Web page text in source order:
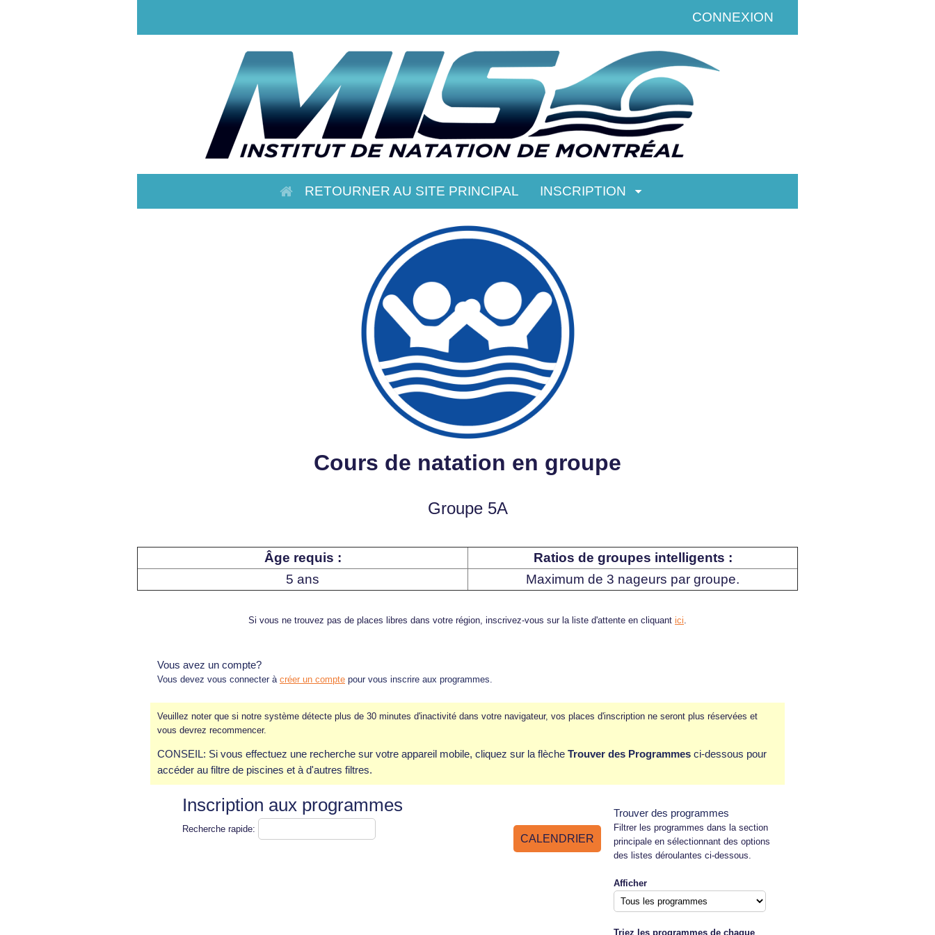
CONNEXION
RETOURNER AU SITE PRINCIPAL INSCRIPTION
Cours de natation en groupe
Groupe 5A
Âge requis :
Ratios de groupes intelligents :
5 ans
Maximum de 3 nageurs par groupe.
Si vous ne trouvez pas de places libres dans votre région, inscrivez-vous sur la liste d'attente en cliquant ici
Vous avez un compte?
Vous devez vous connecter à créer un compte pour vous inscrire aux programmes.
Veuillez noter que si notre système détecte plus de 30 minutes d'inactivité dans votre navigateur, vos places d'inscription ne seront plus réservées et
vous devrez recommencer.
CONSEIL: Si vous effectuez une recherche sur votre appareil mobile, cliquez sur la flèche Trouver des Programmes ci-dessous pour
accéder au filtre de piscines et à d'autres filtres.
Trouver des programmes
Filtrer les programmes dans la section
principale en sélectionnant des options
des listes déroulantes ci-dessous.
Afficher
Triez les programmes de chaque
Inscription aux programmes
CALENDRIER
Recherche rapide: